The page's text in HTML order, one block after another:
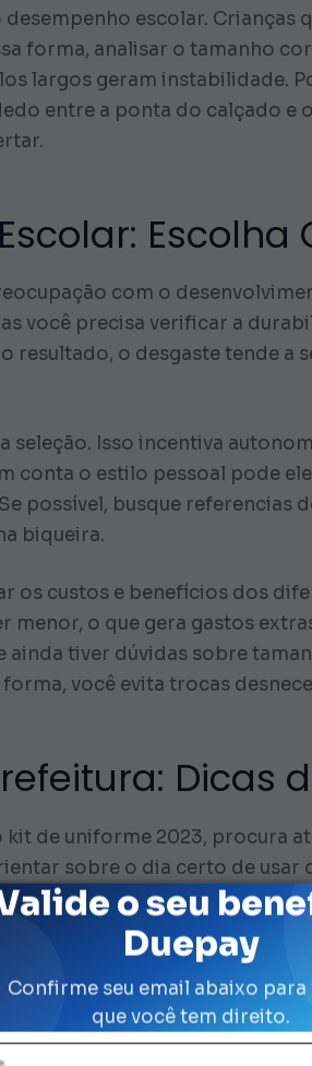
o seu
Duepay
Confirme seu email abaixo para
que você tem direito.
escolar.
forma, analisar o tamanho
largos geram instabilidade.
entre a ponta do calçado
Escolha
com o
você precisa verificar a
resultado, o desgaste tende a
Isso incentiva
conta o estilo pessoal pode
possível, busque referencias
biqueira.
os custos e benefícios dos
menor, o que gera gastos
tiver dúvidas sobre
forma, você evita trocas
Dicas
de uniforme 2023, procura
sobre o dia certo de
escolar uniforme de
e venda oferece créditos
do cartão ou
alguma dificuldade,